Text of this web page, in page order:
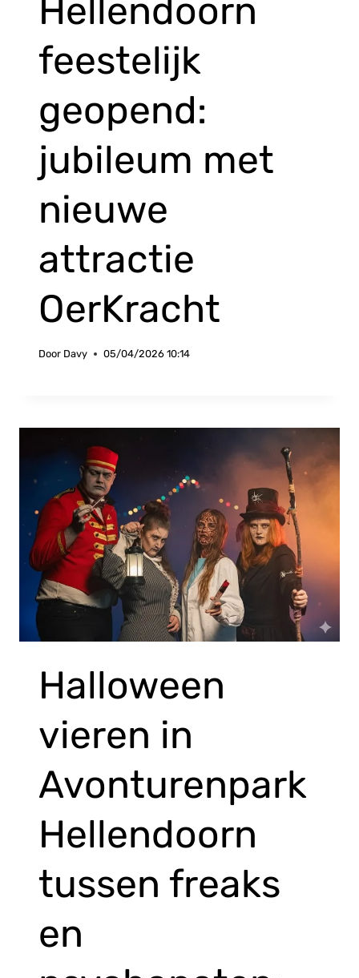
Hellendoorn
feestelijk
geopend:
jubileum met
nieuwe
attractie
OerKracht
Door Davy 05/04/2026 10:14
Halloween
vieren in
Avonturenpark
Hellendoorn
tussen freaks
en